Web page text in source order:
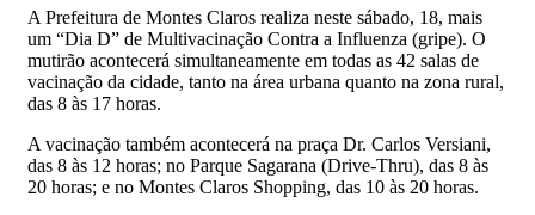
A Prefeitura de Montes Claros realiza neste sábado, 18, mais
um “Dia D” de Multivacinação Contra a Influenza (gripe). O
mutirão acontecerá simultaneamente em todas as 42 salas de
vacinação da cidade, tanto na área urbana quanto na zona rural,
das 8 às 17 horas.
A vacinação também acontecerá na praça Dr. Carlos Versiani,
das 8 às 12 horas; no Parque Sagarana (Drive-Thru), das 8 às
20 horas; e no Montes Claros Shopping, das 10 às 20 horas.